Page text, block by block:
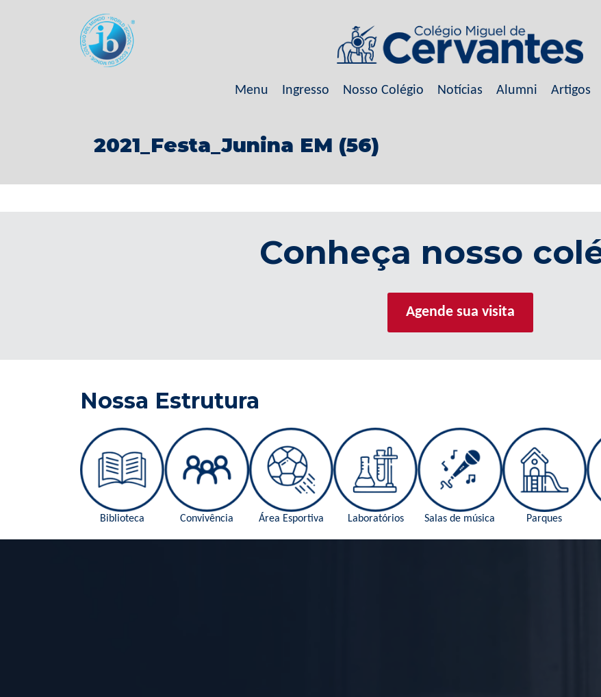
Menu Ingresso Nosso Colégio Notícias Alumni Artigos
2021_Festa_Junina EM (56)
Conheça nosso
Agende sua visita
Nossa Estrutura
Biblioteca Convivência Área Esportiva Laboratórios Salas de música Parques